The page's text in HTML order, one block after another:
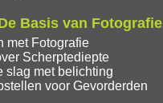
Basis van Fotografie
met Fotografie
Scherptediepte
slag met belichting
voor Gevorderden